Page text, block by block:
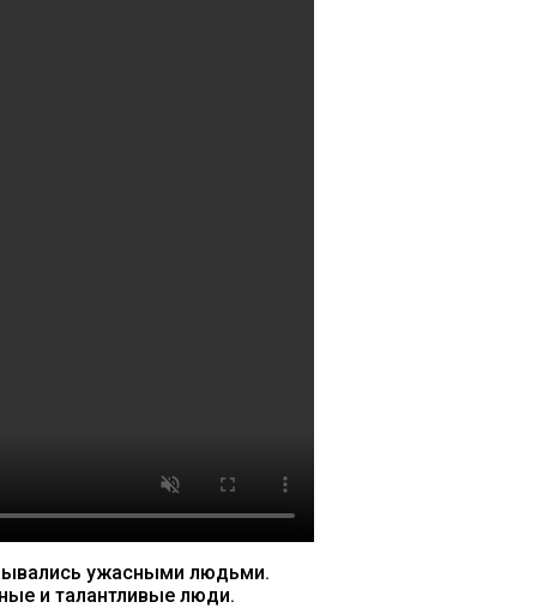
ужасными людьми.
и талантливые люди.